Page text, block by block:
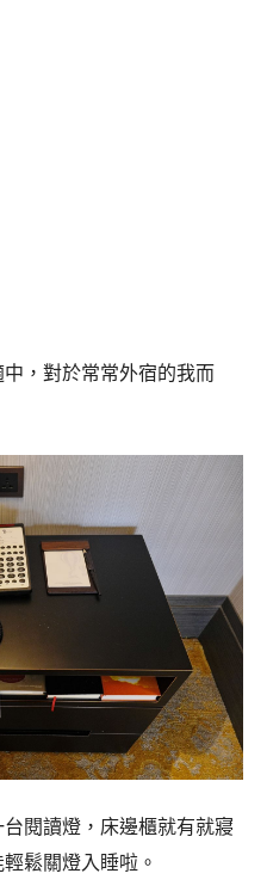
，對於常常外宿的我而
閱讀燈，床邊櫃就有就寢
鬆關燈入睡啦。